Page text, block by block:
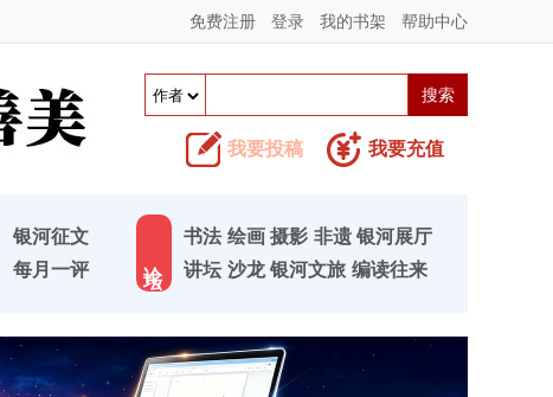
免费注册 登录 我的书架 帮助中心
我要投稿 我要充值
银河征文
每月一评
书法 绘画 摄影 非遗 银河展厅
讲坛 沙龙 银河文旅 编读往来